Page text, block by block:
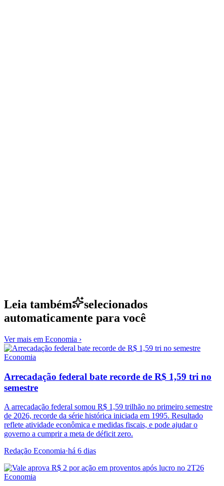
Leia também
selecionados
automaticamente para você
Ver mais em Economia ›
Economia
Arrecadação federal bate recorde de R$ 1,59 tri no
semestre
A arrecadação federal somou R$ 1,59 trilhão no primeiro semestre
de 2026, recorde da série histórica iniciada em 1995. Resultado
reflete atividade econômica e medidas fiscais, e pode ajudar o
governo a cumprir a meta de déficit zero.
Redação Economia·há 6 dias
Economia